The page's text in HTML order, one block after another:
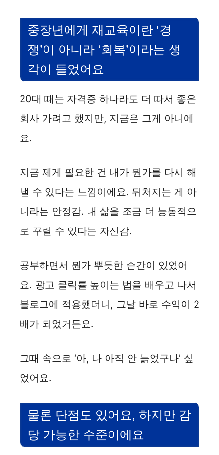
중장년에게 재교육이란 ‘경
쟁’이 아니라 ‘회복’이라는 생
각이 들었어요
20대 때는 자격증 하나라도 더 따서 좋은
회사 가려고 했지만, 지금은 그게 아니에
요.
지금 제게 필요한 건 내가 뭔가를 다시 해
낼 수 있다는 느낌이에요. 뒤처지는 게 아
니라는 안정감. 내 삶을 조금 더 능동적으
로 꾸릴 수 있다는 자신감.
공부하면서 뭔가 뿌듯한 순간이 있었어
요. 광고 클릭률 높이는 법을 배우고 나서
블로그에 적용했더니, 그날 바로 수익이 2
배가 되었거든요.
그때 속으로 ‘아, 나 아직 안 늙었구나’ 싶
었어요.
물론 단점도 있어요, 하지만 감
당 가능한 수준이에요